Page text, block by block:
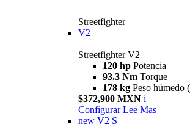
Streetfighter
V2
Streetfighter V2
120 hp Potencia
93.3 Nm Torque
178 kg Peso húmedo
$372,900 MXN i
Configurar Lee Mas
new V2 S